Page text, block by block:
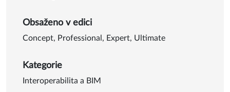
Obsaženo v edici
Concept, Professional , Expert, Ultimate
Kategorie
Interoperabilita a BIM